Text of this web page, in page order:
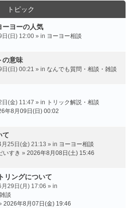
トピック
ーヨーの人気
(日) 12:00 » in ヨーヨー相談
の意味
(日) 00:21 » in なんでも質問・相談・雑談
(金) 11:47 » in トリック解説・相談
年8月09日(日) 00:02
て
25日(金) 21:13 » in ヨーヨー相談
いすき » 2026年8月08日(土) 15:46
リングについて
29日(月) 17:06 » in
談
2026年8月07日(金) 19:46